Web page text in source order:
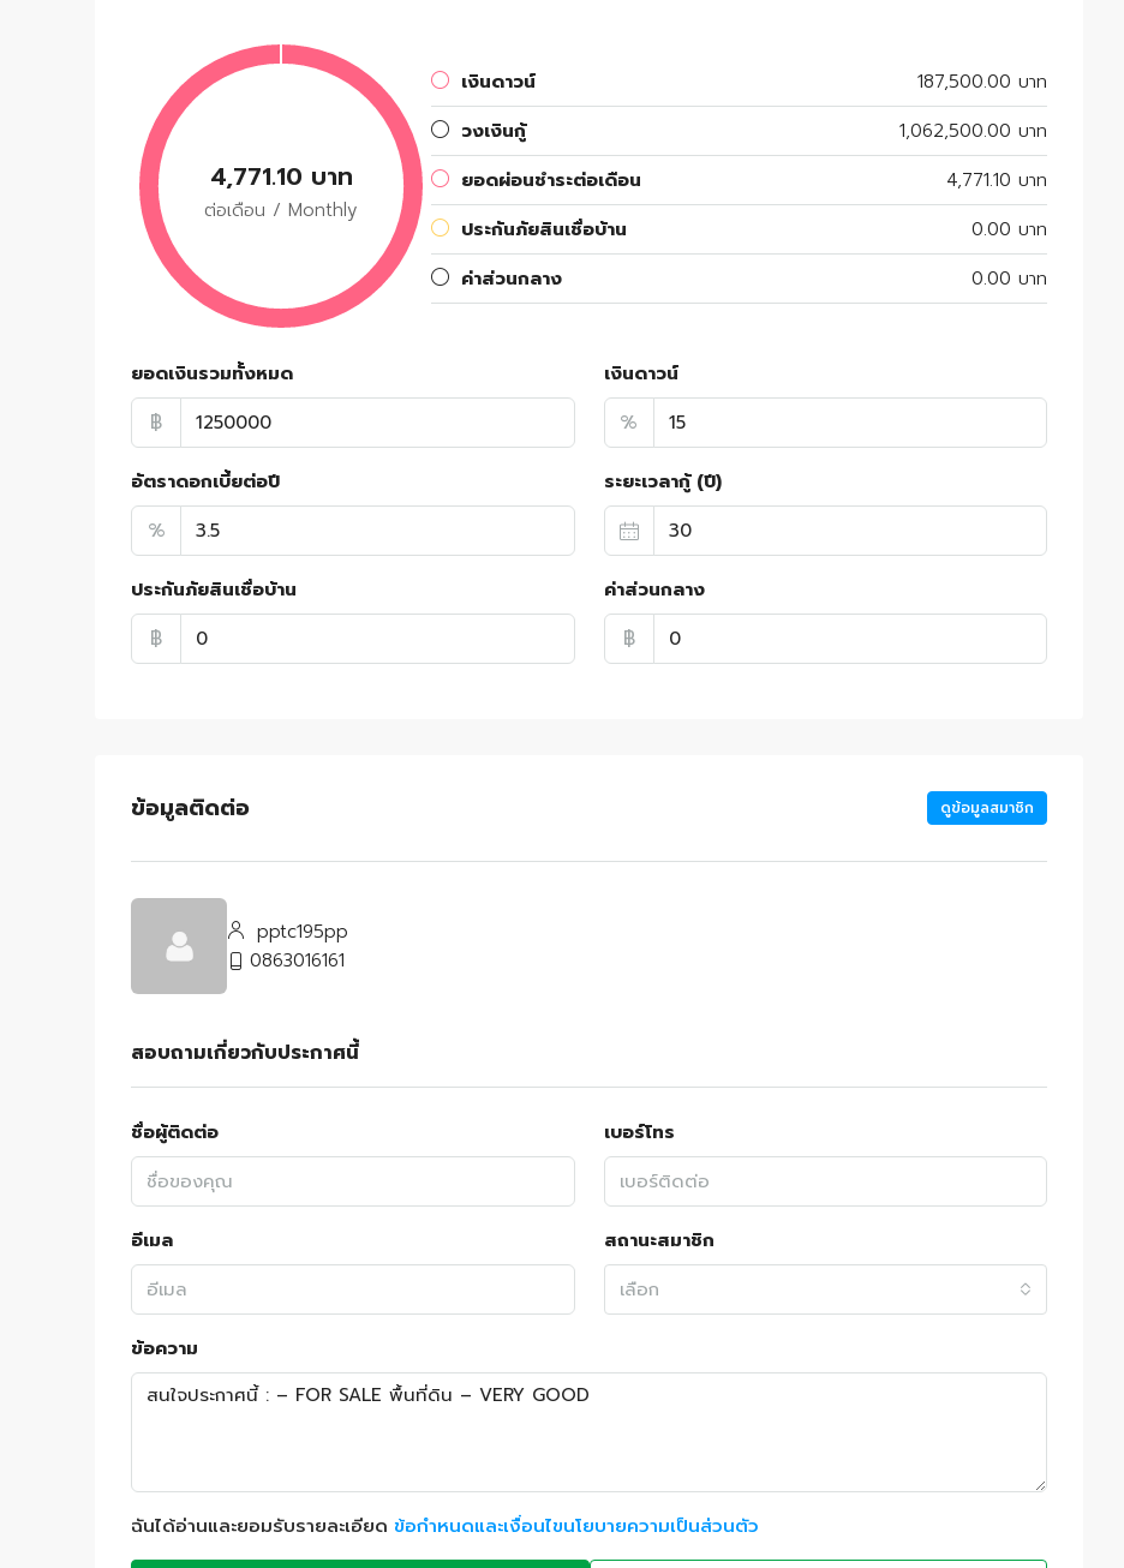
4,771.10 บาท
ต่อเดือน / Monthly
เงินดาวน์
187,500.00 บาท
วงเงินกู้
1,062,500.00 บาท
ยอดผ่อนชำระต่อเดือน
4,771.10 บาท
ประกันภัยสินเชื่อบ้าน
0.00 บาท
ค่าส่วนกลาง
0.00 บาท
ยอดเงินรวมทั้งหมด
฿
เงินดาวน์
%
อัตราดอกเบี้ยต่อปี
%
ระยะเวลากู้ (ปี)
ประกันภัยสินเชื่อบ้าน
฿
ค่าส่วนกลาง
฿
ข้อมูลติดต่อ ดูข้อมูลสมาชิก
pptc195pp
0863016161
สอบถามเกี่ยวกับประกาศนี้
ชื่อผู้ติดต่อ เบอร์โทร
อีเมล
สถานะสมาชิก
เลือก
ข้อความ
ฉันได้อ่านและยอมรับรายละเอียด ข้อกำหนดและเงื่อนไขนโยบายความเป็นส่วนตัว